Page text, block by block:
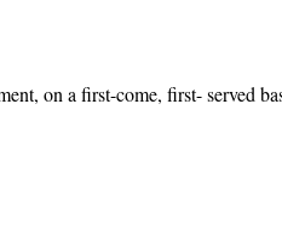
on a first-come, first- served